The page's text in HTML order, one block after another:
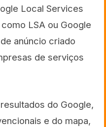
Local Services
LSA ou Google
anúncio criado
de serviços
do Google,
e do mapa,